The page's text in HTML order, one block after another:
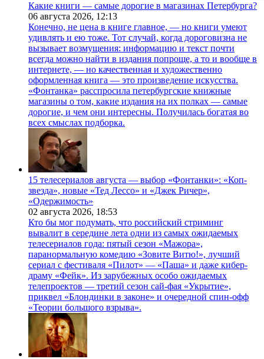
Какие книги — самые дорогие в магазинах Петербурга?
06 августа 2026, 12:13
Конечно, не цена в книге главное, — но книги умеют
удивлять и ею тоже. Тот случай, когда дороговизна не
вызывает возмущения: информацию и текст почти
всегда можно найти в издания попроще, а то и вообще в
интернете, — но качественная и художественно
оформленная книга — это произведение искусства.
«Фонтанка» расспросила петербургские книжные
магазины о том, какие издания на их полках — самые
дорогие, и чем они интересны. Получилась богатая во
всех смыслах подборка.
15 телесериалов августа — выбор «Фонтанки»: «Коп-
звезда», новые «Тед Лессо» и «Джек Ричер»,
«Одержимость»
02 августа 2026, 18:53
Кто бы мог подумать, что российский стриминг
вывалит в середине лета одни из самых ожидаемых
телесериалов года: пятый сезон «Мажора»,
паранормальную комедию «Зовите Витю!», лучший
сериал с фестиваля «Пилот» — «Паша» и даже кибер-
драму «Фейк». Из зарубежных особо ожидаемых
телепроектов — третий сезон сай-фая «Укрытие»,
приквел «Блондинки в законе» и очередной спин-офф
«Теории большого взрыва».